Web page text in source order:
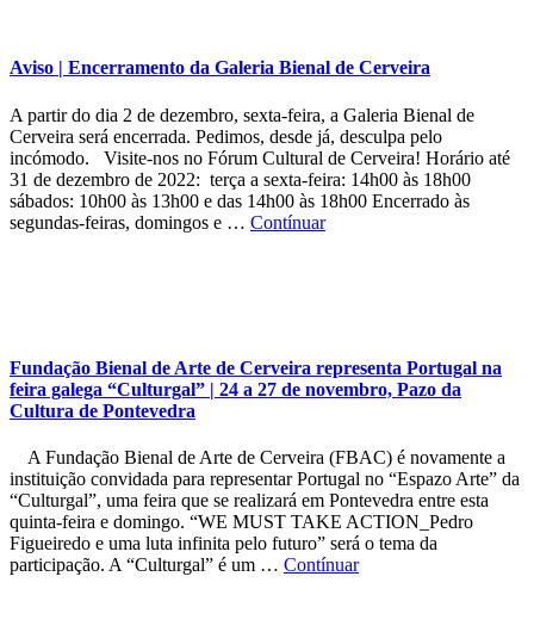
Aviso | Encerramento da Galeria Bienal de Cerveira
A partir do dia 2 de dezembro, sexta-feira, a Galeria Bienal de
Cerveira será encerrada. Pedimos, desde já, desculpa pelo
incómodo. Visite-nos no Fórum Cultural de Cerveira! Horário até
31 de dezembro de 2022: terça a sexta-feira: 14h00 às 18h00
sábados: 10h00 às 13h00 e das 14h00 às 18h00 Encerrado às
segundas-feiras, domingos e … Contínuar
Fundação Bienal de Arte de Cerveira representa Portugal na
feira galega “Culturgal” | 24 a 27 de novembro, Pazo da
Cultura de Pontevedra
A Fundação Bienal de Arte de Cerveira (FBAC) é novamente a
instituição convidada para representar Portugal no “Espazo Arte” da
“Culturgal”, uma feira que se realizará em Pontevedra entre esta
quinta-feira e domingo. “WE MUST TAKE ACTION_Pedro
Figueiredo e uma luta infinita pelo futuro” será o tema da
participação. A “Culturgal” é um … Contínuar